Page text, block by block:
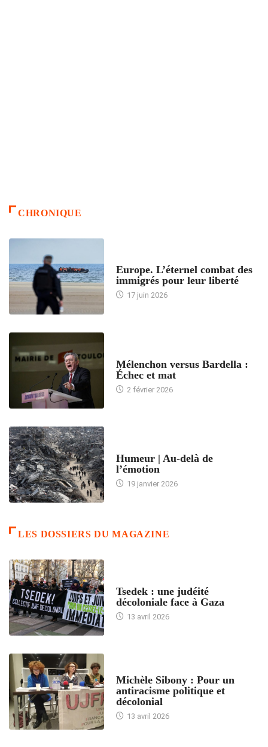
CHRONIQUE
Europe. L’éternel combat des
immigrés pour leur liberté
17 juin 2026
Mélenchon versus Bardella :
Échec et mat
2 février 2026
Humeur | Au-delà de
l’émotion
19 janvier 2026
LES DOSSIERS DU MAGAZINE
Tsedek : une judéité
décoloniale face à Gaza
13 avril 2026
Michèle Sibony : Pour un
antiracisme politique et
décolonial
13 avril 2026